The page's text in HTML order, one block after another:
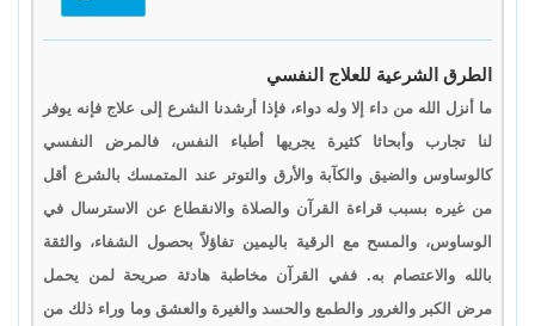
الطرق الشرعية للعلاج النفسي
ما أنزل الله من داء إلا وله دواء، فإذا أرشدنا الشرع إلى علاج فإنه يوفر
لنا تجارب وأبحاثا كثيرة يجريها أطباء النفس، فالمرض النفسي
كالوساوس والضيق والكآبة والأرق والتوتر عند المتمسك بالشرع أقل
من غيره بسبب قراءة القرآن والصلاة والانقطاع عن الاسترسال في
الوساوس، والمسح مع الرقية باليمين تفاؤلاً بحصول الشفاء، والثقة
بالله والاعتصام به. ففي القرآن مخاطبة هادئة صريحة لمن يحمل
مرض الكبر والغرور والطمع والحسد والغيرة والعشق وما وراء ذلك من